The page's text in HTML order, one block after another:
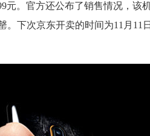
。官方还公布了销售情况，该
。下次京东开卖的时间为11月11